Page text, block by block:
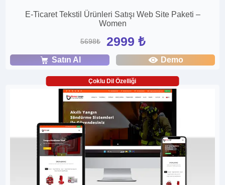
E-Ticaret Tekstil Ürünleri Satışı Web Site Paketi –
Women
5698₺ 2999 ₺
Satın Al Demo
Çoklu Dil Özelliği